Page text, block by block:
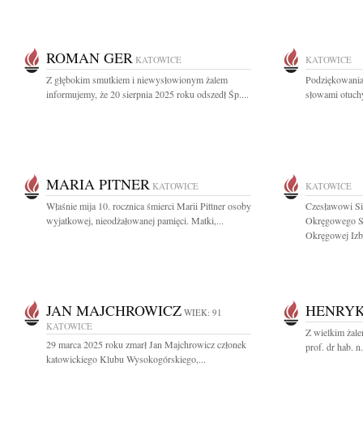
ROMAN GER KATOWICE
Z głębokim smutkiem i niewysłowionym żalem
informujemy, że 20 sierpnia 2025 roku odszedł Śp....
KATOWICE
słowami
MARIA PITNER KATOWICE
Właśnie mija 10. rocznica śmierci Marii Pittner osoby
wyjatkowej, nieodżałowanej pamięci. Matki,...
KATOWICE
Czesławowi
Okręgowego
Okręgowej
JAN MAJCHROWICZ WIEK: 91
KATOWICE
29 marca 2025 roku zmarł Jan Majchrowicz członek
katowickiego Klubu Wysokogórskiego,...
Z wielkim
prof. dr hab.